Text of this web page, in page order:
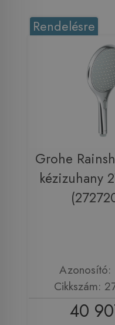
Rendelésre
Grohe
kézizuhany
Azonosító:
Cikkszám:
40